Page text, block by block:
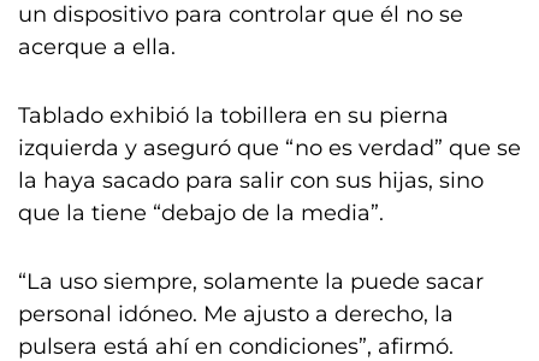
un dispositivo para controlar que él no se
acerque a ella.
Tablado exhibió la tobillera en su pierna
izquierda y aseguró que “no es verdad” que se
la haya sacado para salir con sus hijas, sino
que la tiene “debajo de la media”.
“La uso siempre, solamente la puede sacar
personal idóneo. Me ajusto a derecho, la
pulsera está ahí en condiciones”, afirmó.